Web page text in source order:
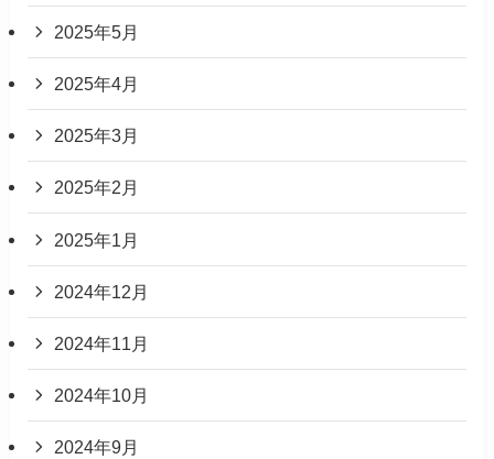
2025年5月
2025年4月
2025年3月
2025年2月
2025年1月
2024年12月
2024年11月
2024年10月
2024年9月